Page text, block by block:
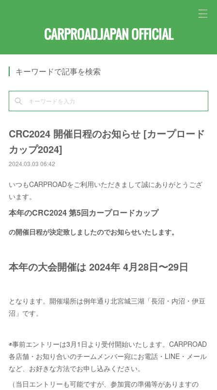
CARPROAD.JAPAN OFFICIAL
キーワードで記事を検索
CRC2024 開催日程のお知らせ [カープロード
カップ2024]
2024.03.03 06:42
いつもCARPROADをご利用いただきまして誠にありがとうござ
います。
本年のCRC2024 第5回カープロードカップ
の開催日程が決定致しましたのでお知らせいたします。
本年の大会開催は 2024年 4月28日〜29日
となります。開催場所は例年通り北宮城三湖「長沼・内沼・伊豆
沼」です。
◉事前エントリーは3月1日より受付開始いたします。CARPROAD
各店舗・お知り合いのチームメンバー宛にお電話・LINE・メール
など、お好きな方法でお申し込みください。
（当日エントリーも可能ですが、参加賞の準備等がありますの